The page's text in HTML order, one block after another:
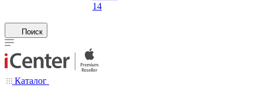
14
Поиск
Каталог